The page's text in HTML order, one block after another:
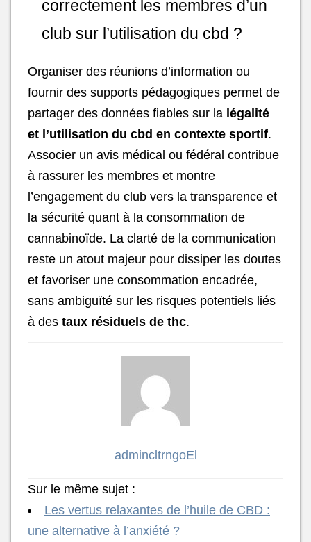
correctement les membres d’un
club sur l’utilisation du cbd ?
Organiser des réunions d’information ou
fournir des supports pédagogiques permet de
partager des données fiables sur la légalité
et l’utilisation du cbd en contexte sportif.
Associer un avis médical ou fédéral contribue
à rassurer les membres et montre
l’engagement du club vers la transparence et
la sécurité quant à la consommation de
cannabinoïde. La clarté de la communication
reste un atout majeur pour dissiper les doutes
et favoriser une consommation encadrée,
sans ambiguïté sur les risques potentiels liés
à des taux résiduels de thc.
admincltrngoEl
Sur le même sujet :
Les vertus relaxantes de l’huile de CBD :
une alternative à l’anxiété ?